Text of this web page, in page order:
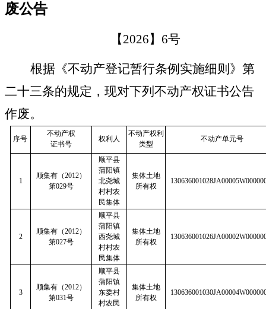
废公告
【2026】 6号
根据《不动产登记暂行条例实施细则》第
二十三条的规定，现对下列不动产权证书公告
作废。
序号
不动产权
证书号
权利人
不动产权利
类型
不动产单元号
1
顺集有（2012）
第029号
顺平县
蒲阳镇
北尧城
村村农
民集体
集体土地
所有权
2
顺集有（2012）
第027号
顺平县
蒲阳镇
西尧城
村村农
民集体
集体土地
所有权
3
顺集有（2012）
第031号
顺平县
蒲阳镇
东委村
村农民
集体土地
所有权